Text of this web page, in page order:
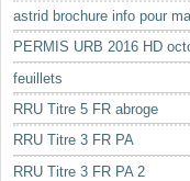
astrid brochure info pour
PERMIS URB 2016 HD
feuillets
RRU Titre 5 FR abroge
RRU Titre 3 FR PA
RRU Titre 3 FR PA 2